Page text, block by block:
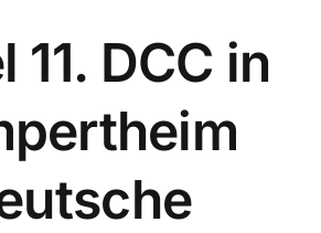
11. DCC in